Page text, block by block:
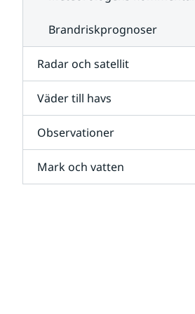
Brandriskprognoser
Radar och satellit
Väder till havs
Observationer
Mark och vatten